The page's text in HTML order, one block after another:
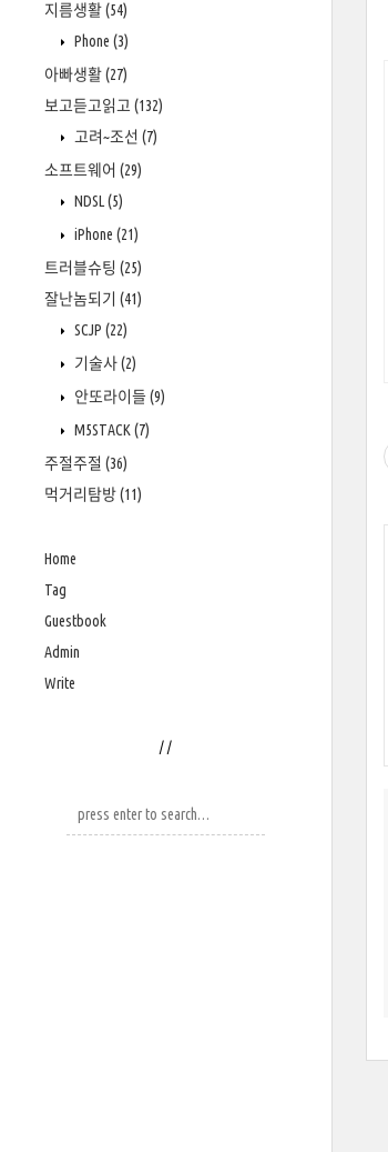
지름생활(54)
Phone (3)
아빠생활(27)
보고듣고읽고 (132)
고려~조선 (7)
소프트웨어 (29)
NDSL(5)
iPhone (21)
트러블슈팅 (25)
잘난놈되기 (41)
SCJP (22)
기술사(2)
안또라이들 (9)
M5STACK (7)
주절주절 (36)
먹거리탐방(11)
Home
Tag
Guestbook
Admin
Write
/ /